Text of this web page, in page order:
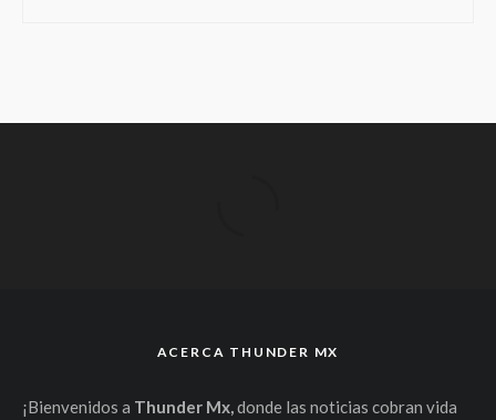
ACERCA THUNDER MX
¡Bienvenidos a Thunder Mx,donde las noticias cobran vida